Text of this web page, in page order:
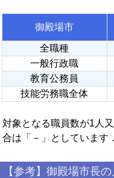
御殿場市
全職種
一般行政職
教育公務員
技能労務職全体
対象となる職員数が1人
合は「－」としています．
【参考】御殿場市長の